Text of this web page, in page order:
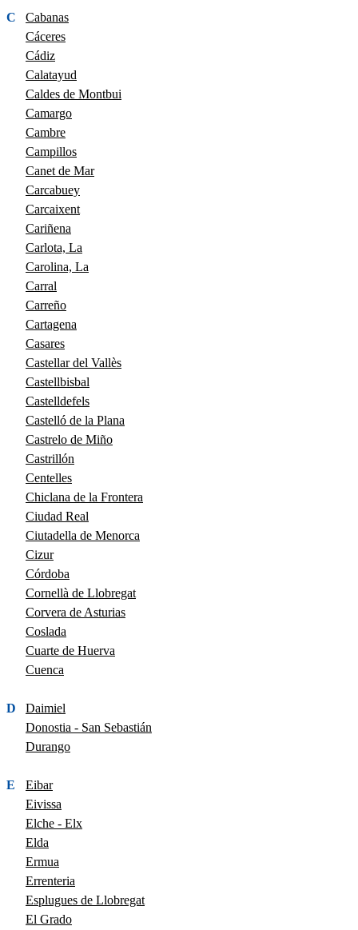
C
Cabanas
Cáceres
Cádiz
Calatayud
Caldes de Montbui
Camargo
Cambre
Campillos
Canet de Mar
Carcabuey
Carcaixent
Cariñena
Carlota, La
Carolina, La
Carral
Carreño
Cartagena
Casares
Castellar del Vallès
Castellbisbal
Castelldefels
Castelló de la Plana
Castrelo de Miño
Castrillón
Centelles
Chiclana de la Frontera
Ciudad Real
Ciutadella de Menorca
Cizur
Córdoba
Cornellà de Llobregat
Corvera de Asturias
Coslada
Cuarte de Huerva
Cuenca
D
Daimiel
Donostia - San Sebastián
Durango
E
Eibar
Eivissa
Elche - Elx
Elda
Ermua
Errenteria
Esplugues de Llobregat
El Grado